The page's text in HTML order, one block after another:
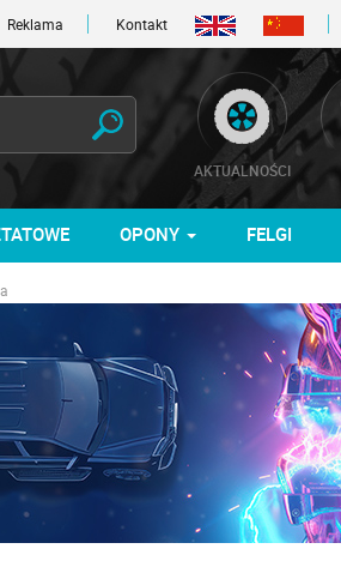
Reklama Kontakt
AKTUALNOŚCI
OPONY FELGI